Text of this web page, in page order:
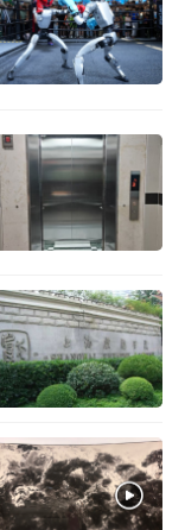
停运区段恢
速运行